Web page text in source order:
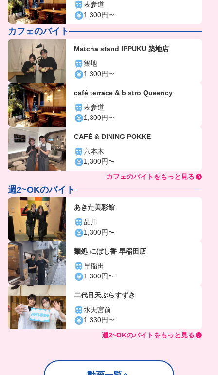
表参道
1,300円〜
カフェのバイト
Matcha stand IPPUKU 築地店
築地
1,300円〜
café terrace & bistro Queency
表参道
1,300円〜
CAFÉ & DINING POKKE
六本木
1,300円〜
カフェのバイトをもっと見る
週2~OKのバイト
あきた美彩館
品川
1,300円〜
麺処 にぼし香 早稲田店
早稲田
1,300円〜
二代目天ぷらすずき
水天宮前
1,330円〜
週2~OKのバイトをもっと見る